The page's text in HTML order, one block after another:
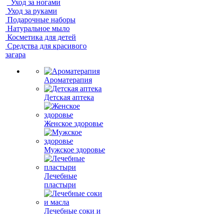
Уход за ногами
Уход за руками
Подарочные наборы
Натуральное мыло
Косметика для детей
Средства для красивого
загара
Ароматерапия
Детская аптека
Женское здоровье
Мужское здоровье
Лечебные
пластыри
Лечебные соки и